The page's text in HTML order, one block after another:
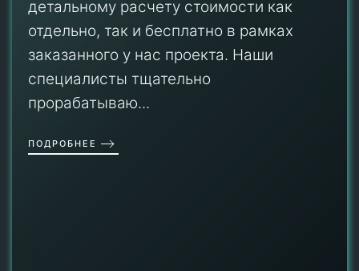
детальному расчету стоимости как
отдельно, так и бесплатно в рамках
заказанного у нас проекта. Наши
специалисты тщательно
прорабатываю...
ПОДРОБНЕЕ